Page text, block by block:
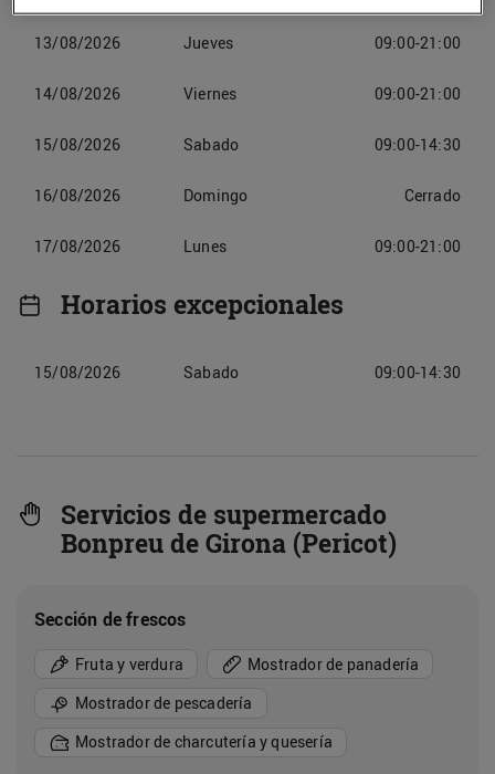
13/08/2026 Jueves 09:00-21:00
14/08/2026 Viernes 09:00-21:00
15/08/2026 Sabado 09:00-14:30
16/08/2026 Domingo Cerrado
17/08/2026 Lunes 09:00-21:00
Horarios excepcionales
15/08/2026 Sabado 09:00-14:30
Servicios de supermercado
Bonpreu de Girona (Pericot)
Sección de frescos
Fruta y verdura
Mostrador de panadería
Mostrador de pescadería
Mostrador de charcutería y quesería